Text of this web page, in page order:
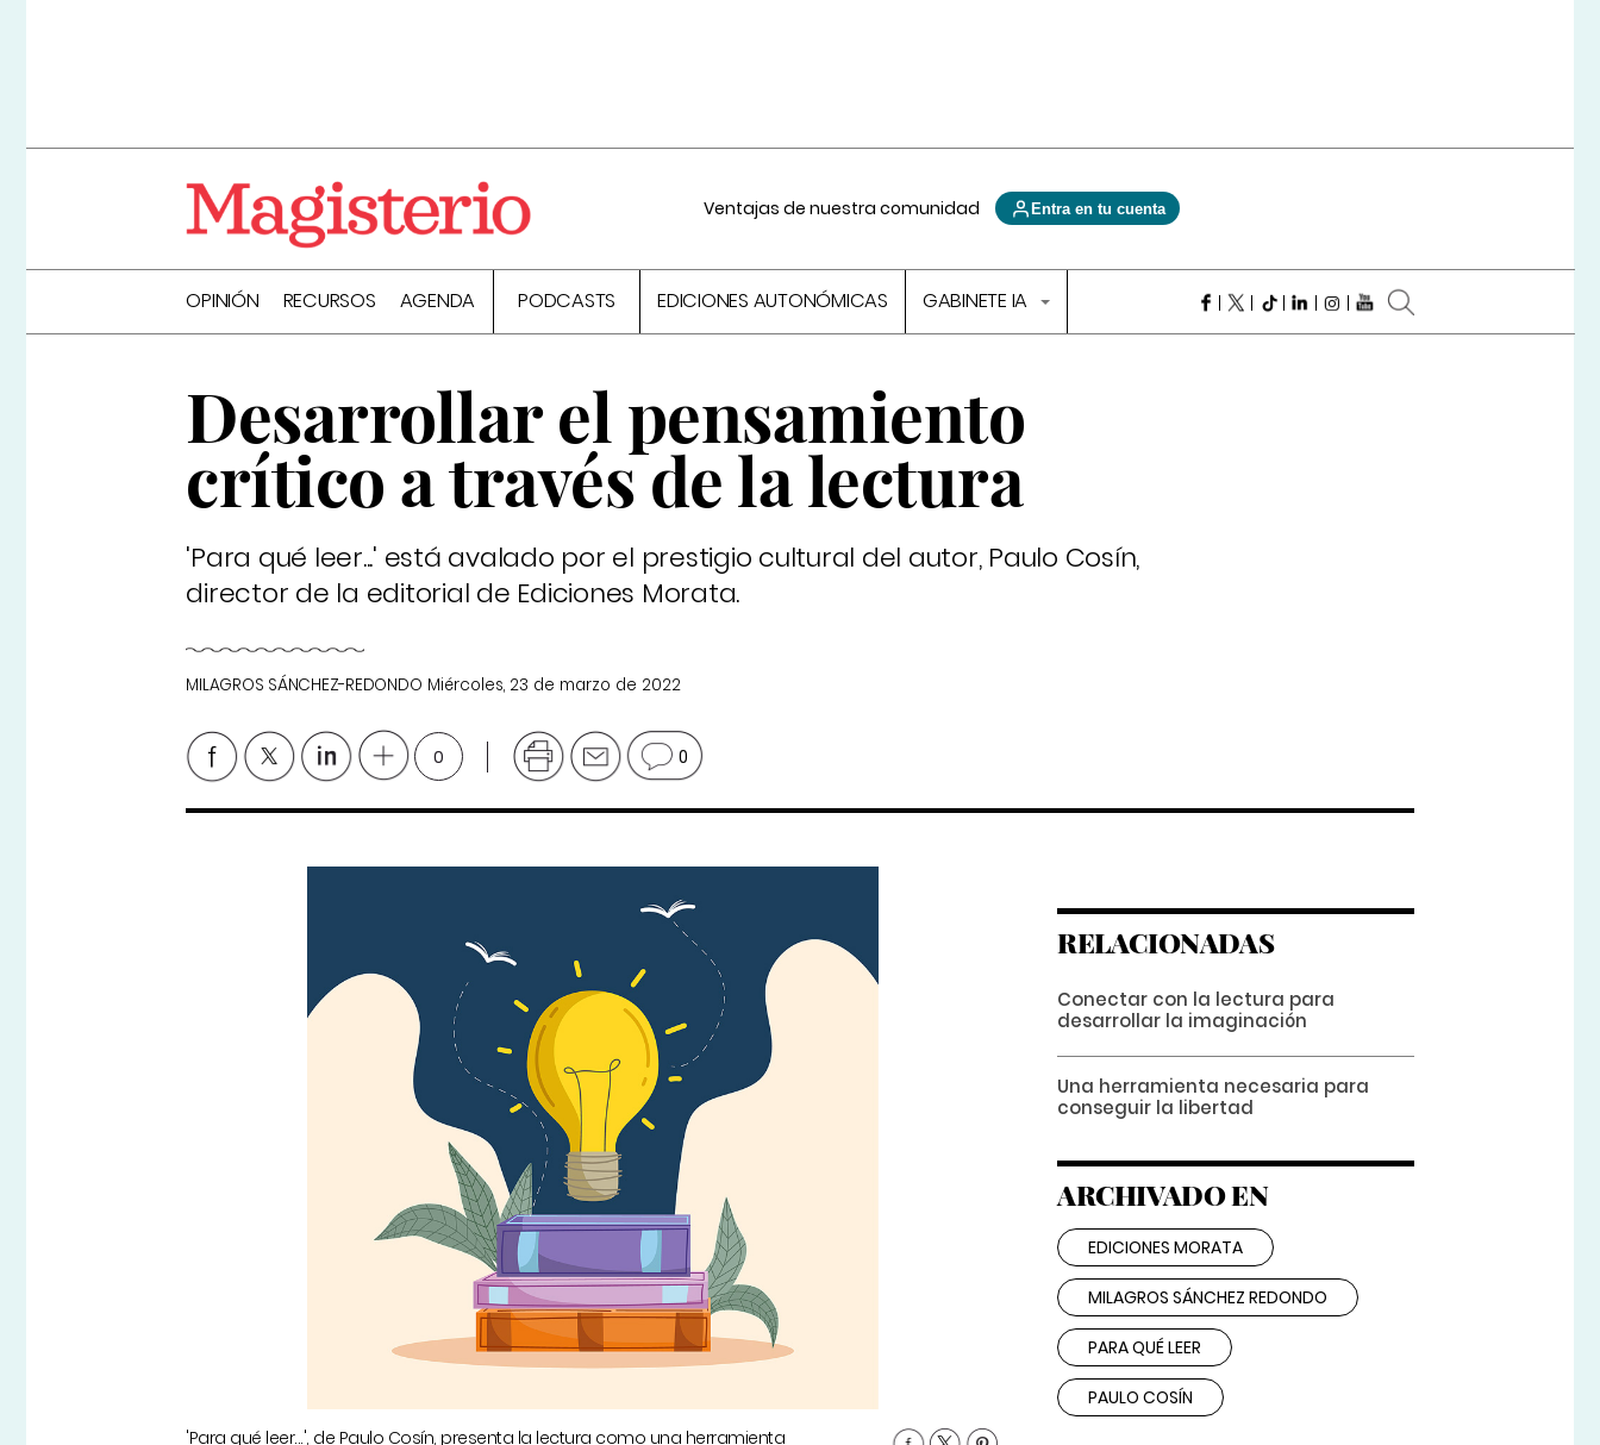
Ventajas de nuestra comunidad Entra en tu cuenta
OPINIÓN RECURSOS AGENDA PODCASTS EDICIONES AUTONÓMICAS GABINETE IA
Desarrollar el pensamiento
crítico a través de la lectura
'Para qué leer...' está avalado por el prestigio cultural del autor, Paulo Cosín,
director de la editorial de Ediciones Morata.
MILAGROS SÁNCHEZ-REDONDO Miércoles, 23 de marzo de 2022
0 0
'Para qué leer...', de Paulo Cosín, presenta la lectura como una herramienta
RELACIONADAS
Conectar con la lectura para
desarrollar la imaginación
Una herramienta necesaria para
conseguir la libertad
ARCHIVADO EN
EDICIONES MORATA
MILAGROS SÁNCHEZ REDONDO
PARA QUÉ LEER
PAULO COSÍN